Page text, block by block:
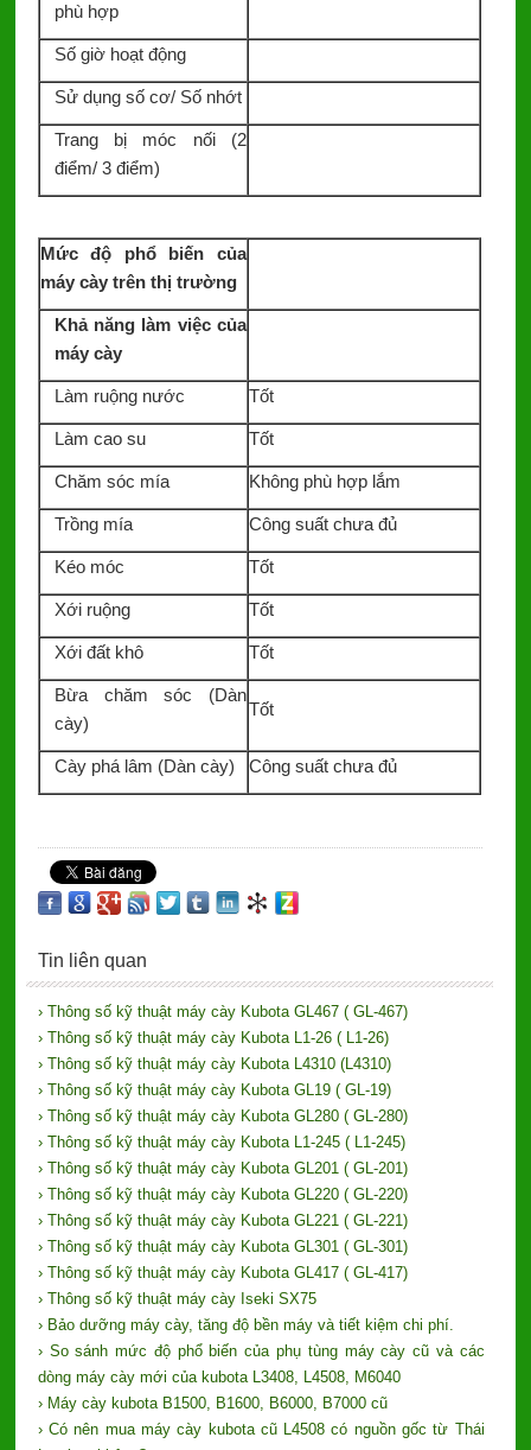
phù hợp
Số giờ hoạt động
Sử dụng số cơ/ Số nhớt
Trang bị móc nối (2
điểm/ 3 điểm)
Mức độ phổ biến của
máy cày trên thị trường
Khả năng làm việc của
máy cày
Làm ruộng nước Tốt
Làm cao su Tốt
Chăm sóc mía Không phù hợp lắm
Trồng mía Công suất chưa đủ
Kéo móc Tốt
Xới ruộng Tốt
Xới đất khô Tốt
Bừa chăm sóc (Dàn
cày)
Tốt
Cày phá lâm (Dàn cày) Công suất chưa đủ
Tin liên quan
› Thông số kỹ thuật máy cày Kubota GL467 ( GL-467)
› Thông số kỹ thuật máy cày Kubota L1-26 ( L1-26)
› Thông số kỹ thuật máy cày Kubota L4310 (L4310)
› Thông số kỹ thuật máy cày Kubota GL19 ( GL-19)
› Thông số kỹ thuật máy cày Kubota GL280 ( GL-280)
› Thông số kỹ thuật máy cày Kubota L1-245 ( L1-245)
› Thông số kỹ thuật máy cày Kubota GL201 ( GL-201)
› Thông số kỹ thuật máy cày Kubota GL220 ( GL-220)
› Thông số kỹ thuật máy cày Kubota GL221 ( GL-221)
› Thông số kỹ thuật máy cày Kubota GL301 ( GL-301)
› Thông số kỹ thuật máy cày Kubota GL417 ( GL-417)
› Thông số kỹ thuật máy cày Iseki SX75
› Bảo dưỡng máy cày, tăng độ bền máy và tiết kiệm chi phí.
› So sánh mức độ phổ biến của phụ tùng máy cày cũ và các
dòng máy cày mới của kubota L3408, L4508, M6040
› Máy cày kubota B1500, B1600, B6000, B7000 cũ
› Có nên mua máy cày kubota cũ L4508 có nguồn gốc từ Thái